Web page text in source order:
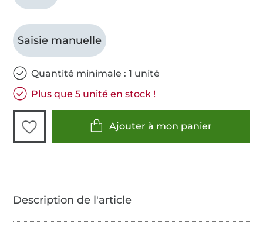
Saisie manuelle
Quantité minimale : 1 unité
Plus que 5 unité en stock !
Ajouter à mon panier